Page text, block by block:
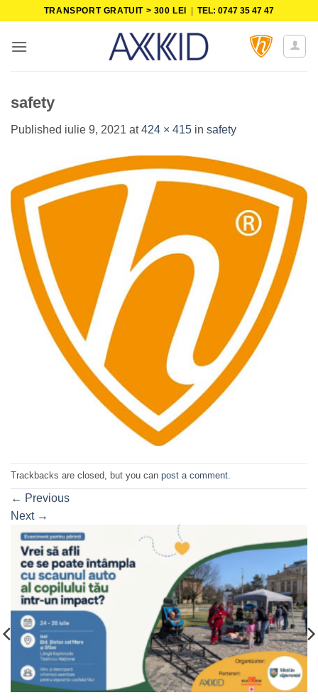
content
TRANSPORT GRATUIT > 300 LEI |TEL: 0747 35 47 47
safety
Published iulie 9, 2021 at424 × 415 in safety
Trackbacks are closed, but you can post a comment
← Previous
Next →